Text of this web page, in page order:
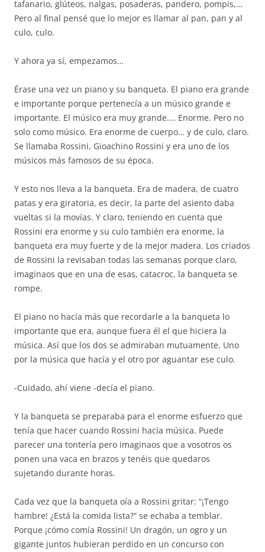
tafanario, glúteos, nalgas, posaderas, pandero, pompis,…
Pero al final pensé que lo mejor es llamar al pan, pan y al
culo, culo.
Y ahora ya sí, empezamos…
Érase una vez un piano y su banqueta. El piano era grande
e importante porque pertenecía a un músico grande e
importante. El músico era muy grande…. Enorme. Pero no
solo como músico. Era enorme de cuerpo… y de culo, claro.
Se llamaba Rossini, Gioachino Rossini y era uno de los
músicos más famosos de su época.
Y esto nos lleva a la banqueta. Era de madera, de cuatro
patas y era giratoria, es decir, la parte del asiento daba
vueltas si la movías. Y claro, teniendo en cuenta que
Rossini era enorme y su culo también era enorme, la
banqueta era muy fuerte y de la mejor madera. Los criados
de Rossini la revisaban todas las semanas porque claro,
imaginaos que en una de esas, catacroc, la banqueta se
rompe.
El piano no hacía más que recordarle a la banqueta lo
importante que era, aunque fuera él el que hiciera la
música. Así que los dos se admiraban mutuamente. Uno
por la música que hacía y el otro por aguantar ese culo.
-Cuidado, ahí viene -decía el piano.
Y la banqueta se preparaba para el enorme esfuerzo que
tenía que hacer cuando Rossini hacía música. Puede
parecer una tontería pero imaginaos que a vosotros os
ponen una vaca en brazos y tenéis que quedaros
sujetando durante horas.
Cada vez que la banqueta oía a Rossini gritar: “¡Tengo
hambre! ¿Está la comida lista?” se echaba a temblar.
Porque ¡cómo comía Rossini! Un dragón, un ogro y un
gigante juntos hubieran perdido en un concurso con